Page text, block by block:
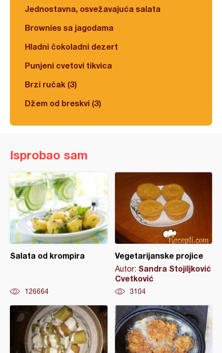
Jednostavna, osvežavajuća salata
Brownies sa jagodama
Hladni čokoladni dezert
Punjeni cvetovi tikvica
Brzi ručak (3)
Džem od breskvi (3)
Isprobao sam
Salata od krompira
126664
Vegetarijanske projice
Autor: Sandra Stojiljković
Cvetković
3104